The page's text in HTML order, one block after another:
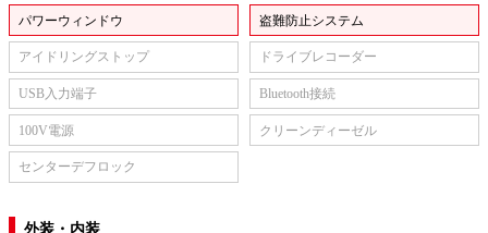
パワーウィンドウ 盗難防止システム
アイドリングストップ ドライブレコーダー
USB入力端子 Bluetooth接続
100V電源 クリーンディーゼル
センターデフロック
外装・内装